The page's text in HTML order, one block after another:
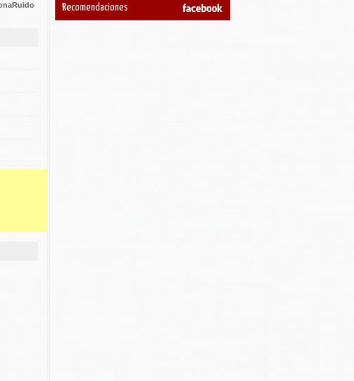
Recomendaciones